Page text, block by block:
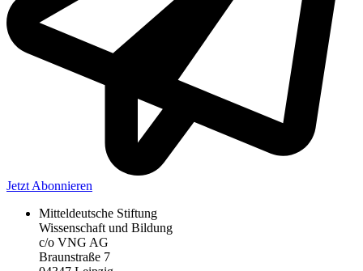
Jetzt Abonnieren
Mitteldeutsche Stiftung
Wissenschaft und Bildung
c/o VNG AG
Braunstraße 7